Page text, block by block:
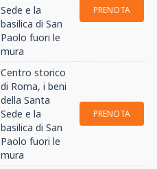
Sede e la
basilica di San
Paolo fuori le
mura
PRENOTA
Centro storico
di Roma, i beni
della Santa
Sede e la
basilica di San
Paolo fuori le
mura
PRENOTA